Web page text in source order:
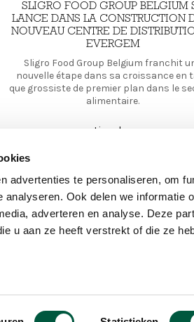
advertenties te personaliseren, om
analyseren. Ook delen we informatie
adverteren en analyse. Deze
u aan ze heeft verstrekt of die ze
SLIGRO FOOD GROUP BELGIUM
LANCE DANS LA CONSTRUCTION
NOUVEAU CENTRE DE
EVERGEM
Sligro Food Group Belgium franchit
nouvelle étape dans sa croissance en
que grossiste de premier plan dans le
alimentaire.
Lire plus
1 2 3 4 5 ›› Next| »